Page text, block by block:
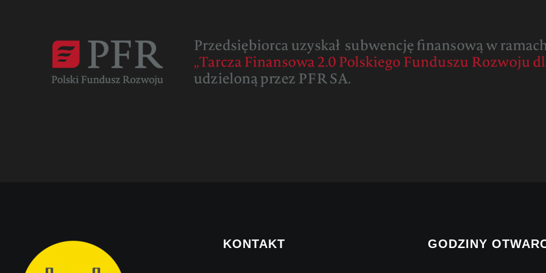
KONTAKT GODZINY